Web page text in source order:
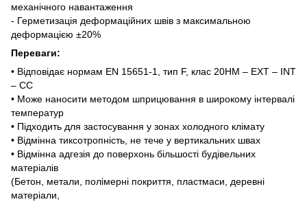
механічного навантаження
- Герметизація деформаційних швів з максимальною
деформацією ±20%
Переваги:
• Відповідає нормам EN 15651-1, тип F, клас 20HM – EXT – INT
– CC
• Може наносити методом шприцювання в широкому інтервалі
температур
• Підходить для застосування у зонах холодного клімату
• Відмінна тиксотропність, не тече у вертикальних швах
• Відмінна адгезія до поверхонь більшості будівельних
матеріалів
(Бетон, метали, полімерні покриття, пластмаси, деревні
матеріали,